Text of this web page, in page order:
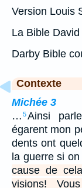
Version Louis
La Bible
Darby Bible
Contexte
Michée 3
… 5Ainsi
égarent mon
dents ont
la guerre si
cause de
visions!